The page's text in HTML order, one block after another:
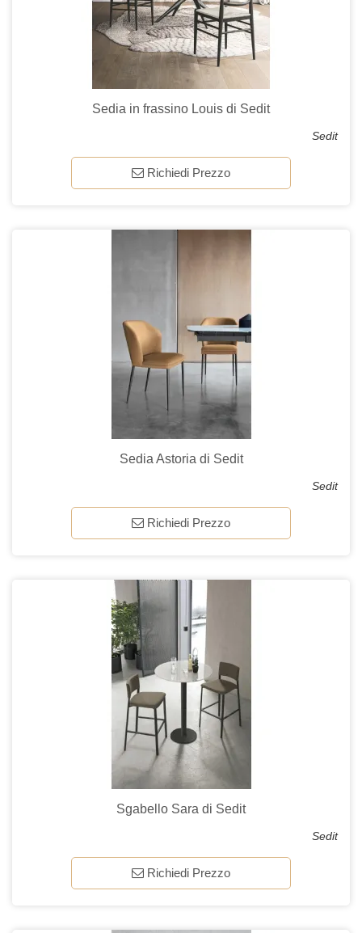
Sedia in frassino Louis di Sedit
Sedit
Richiedi Prezzo
Sedia Astoria di Sedit
Sedit
Richiedi Prezzo
Sgabello Sara di Sedit
Sedit
Richiedi Prezzo